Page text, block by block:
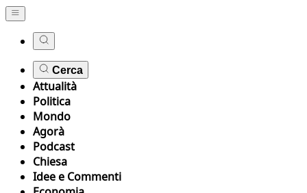
Cerca
Attualità
Politica
Mondo
Agorà
Podcast
Chiesa
Idee e Commenti